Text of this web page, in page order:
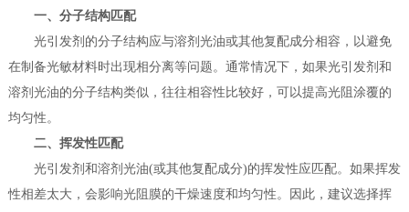
一、分子结构匹配
光引发剂的分子结构应与溶剂光油或其他复配成分相容，以避免
在制备光敏材料时出现相分离等问题。通常情况下，如果光引发剂和
溶剂光油的分子结构类似，往往相容性比较好，可以提高光阻涂覆的
均匀性。
二、挥发性匹配
光引发剂和溶剂光油(或其他复配成分)的挥发性应匹配。如果挥发
性相差太大，会影响光阻膜的干燥速度和均匀性。因此，建议选择挥